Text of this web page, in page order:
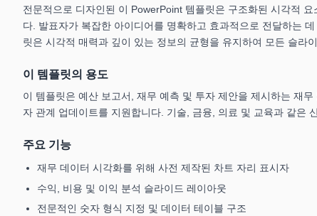
전문적으로 디자인된 이 PowerPoint 템플릿은 구조화된 시각적
다. 발표자가 복잡한 아이디어를 명확하고 효과적으로 전달하는
릿은 시각적 매력과 깊이 있는 정보의 균형을 유지하여 모든 슬라
이 템플릿의 용도
이 템플릿은 예산 보고서, 재무 예측 및 투자 제안을 제시하는 재
자 관계 업데이트를 지원합니다. 기술, 금융, 의료 및 교육과 같은
주요 기능
재무 데이터 시각화를 위해 사전 제작된 차트 자리 표시자
수익, 비용 및 이익 분석 슬라이드 레이아웃
전문적인 숫자 형식 지정 및 데이터 테이블 구조